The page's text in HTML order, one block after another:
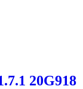
20G918